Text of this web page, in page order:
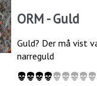
ORM - Guld
Guld? Der må vist
narreguld